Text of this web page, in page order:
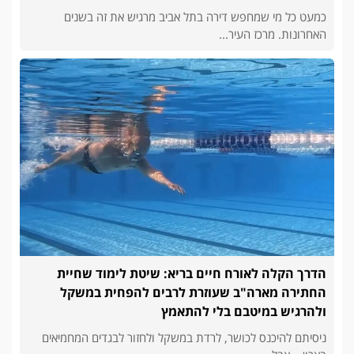
כמעט כל מי שמחפש דירה בתל אביב מרגיש את זה בשנים
האחרונות. מרכז העיר...
הדרך הקלה לאורח חיים בריא: שיטת לימוד שחיית
החתירה מארה"ב שעוזרת לרבים להפחית במשקל
ולהרגיש במיטבם בלי להתאמץ
ניסיתם להיכנס לכושר, לרדת במשקל ולחזור לבגדים המחמיאים